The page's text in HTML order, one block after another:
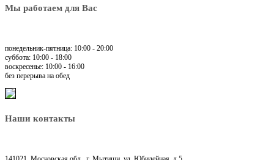
Мы работаем для Вас
понедельник-пятница: 10:00 - 20:00
суббота: 10:00 - 18:00
воскресенье: 10:00 - 16:00
без перерыва на обед
Наши контакты